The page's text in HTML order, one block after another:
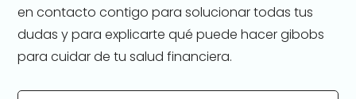
en contacto contigo para solucionar todas tus
dudas y para explicarte qué puede hacer gibobs
para cuidar de tu salud financiera.